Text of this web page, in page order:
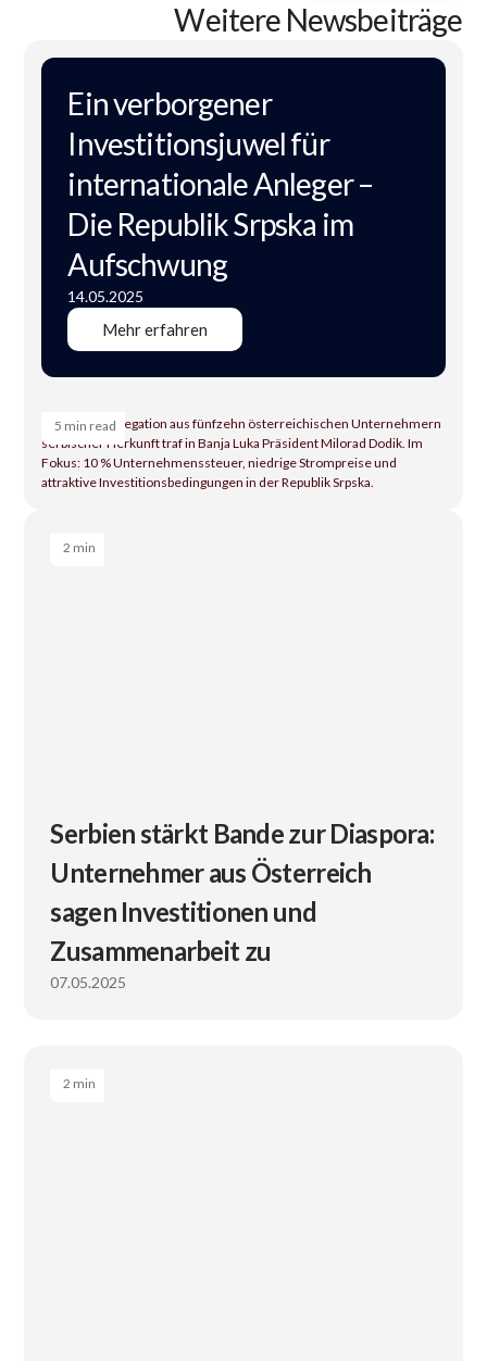
Weitere Newsbeiträge
Ein verborgener
Investitionsjuwel für
internationale Anleger –
Die Republik Srpska im
Aufschwung
14.05.2025
Mehr erfahren
5 min read
Eine ÖSW-Delegation aus fünfzehn österreichischen Unternehmern
serbischer Herkunft traf in Banja Luka Präsident Milorad Dodik. Im
Fokus: 10 % Unternehmenssteuer, niedrige Strompreise und
attraktive Investitionsbedingungen in der Republik Srpska.
2 min
Serbien stärkt Bande zur Diaspora:
Unternehmer aus Österreich
sagen Investitionen und
Zusammenarbeit zu
07.05.2025
2 min